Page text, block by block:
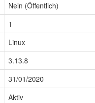
Nein (Öffentlich)
1
Linux
3.13.8
31/01/2020
Aktiv